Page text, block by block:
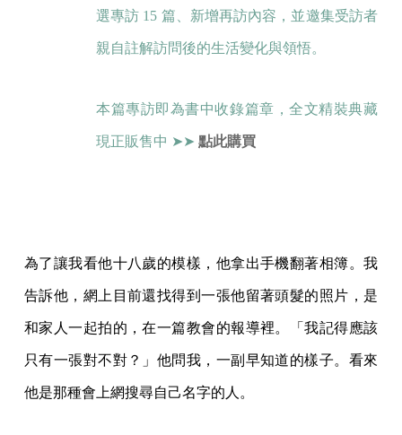
選專訪 15 篇、新增再訪內容，並邀集受訪者
親自註解訪問後的生活變化與領悟。
本篇專訪即為書中收錄篇章，全文精裝典藏
現正販售中 ➤➤ 點此購買
為了讓我看他十八歲的模樣，他拿出手機翻著相簿。我
告訴他，網上目前還找得到一張他留著頭髮的照片，是
和家人一起拍的，在一篇教會的報導裡。「我記得應該
只有一張對不對？」他問我，一副早知道的樣子。看來
他是那種會上網搜尋自己名字的人。